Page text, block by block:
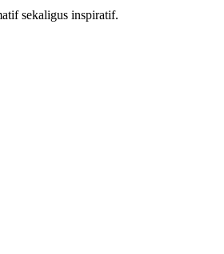
sekaligus inspiratif.